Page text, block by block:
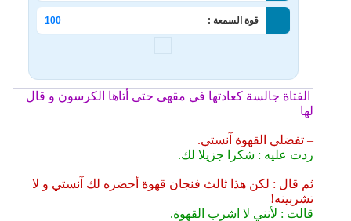
قوة السمعة : 100
الفتاة جالسة كعادتها في مقهى حتى أتاها الكرسون و قال
لها
– تفضلي القهوة آنستي.
ردت عليه : شكرا جزيلا لك.
ثم قال : لكن هذا ثالث فنجان قهوة أحضره لك آنستي و لا
تشربينه!
قالت : لأنني لا اشرب القهوة.